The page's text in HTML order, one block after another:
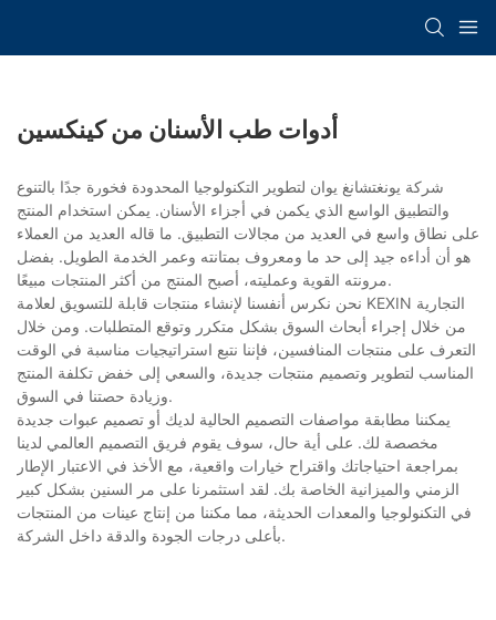
أدوات طب الأسنان من كينكسين
شركة يونغتشانغ يوان لتطوير التكنولوجيا المحدودة فخورة جدًا بالتنوع
والتطبيق الواسع الذي يكمن في أجزاء الأسنان. يمكن استخدام المنتج
على نطاق واسع في العديد من مجالات التطبيق. ما قاله العديد من العملاء
هو أن أداءه جيد إلى حد ما ومعروف بمتانته وعمر الخدمة الطويل. بفضل
مرونته القوية وعمليته، أصبح المنتج من أكثر المنتجات مبيعًا.
نحن نكرس أنفسنا لإنشاء منتجات قابلة للتسويق لعلامة KEXIN التجارية
من خلال إجراء أبحاث السوق بشكل متكرر وتوقع المتطلبات. ومن خلال
التعرف على منتجات المنافسين، فإننا نتبع استراتيجيات مناسبة في الوقت
المناسب لتطوير وتصميم منتجات جديدة، والسعي إلى خفض تكلفة المنتج
وزيادة حصتنا في السوق.
يمكننا مطابقة مواصفات التصميم الحالية لديك أو تصميم عبوات جديدة
مخصصة لك. على أية حال، سوف يقوم فريق التصميم العالمي لدينا
بمراجعة احتياجاتك واقتراح خيارات واقعية، مع الأخذ في الاعتبار الإطار
الزمني والميزانية الخاصة بك. لقد استثمرنا على مر السنين بشكل كبير
في التكنولوجيا والمعدات الحديثة، مما مكننا من إنتاج عينات من المنتجات
بأعلى درجات الجودة والدقة داخل الشركة.